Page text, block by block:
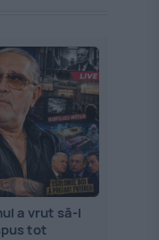
a vrut să-l
tot